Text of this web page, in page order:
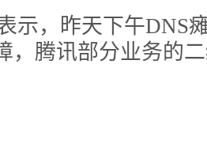
示，昨天下午DNS
，腾讯部分业务的